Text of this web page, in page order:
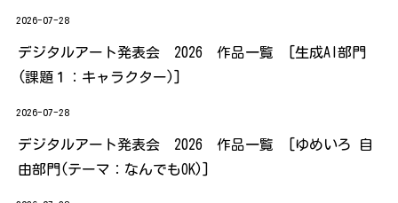
2026-07-28
デジタルアート発表会 2026 作品一覧 [生成AI部門
(課題１：キャラクター)]
2026-07-28
デジタルアート発表会 2026 作品一覧 [ゆめいろ 自
由部門(テーマ：なんでもOK)]